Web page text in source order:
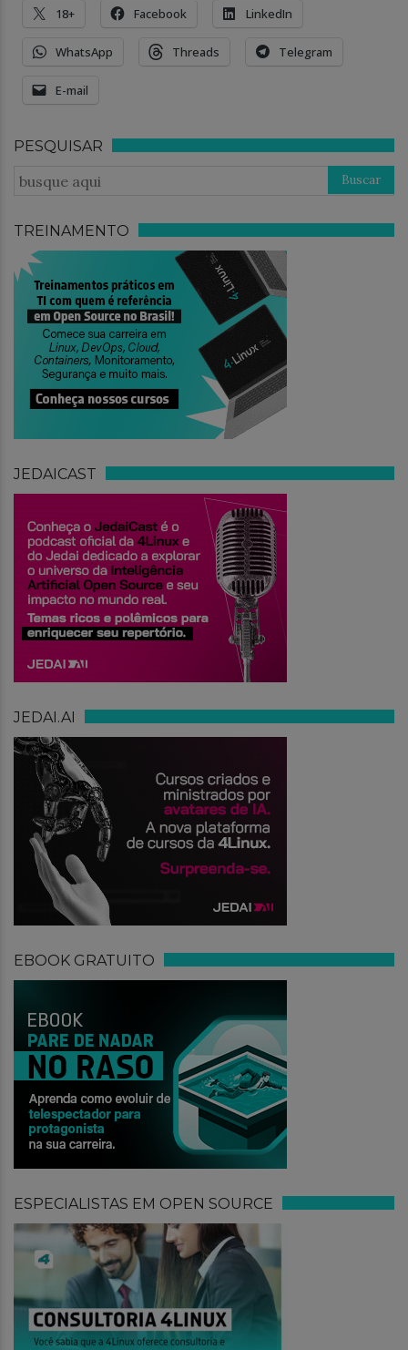
18+ Facebook LinkedIn
WhatsApp Threads Telegram
E-mail
PESQUISAR
TREINAMENTO
JEDAICAST
JEDAI.AI
EBOOK GRATUITO
ESPECIALISTAS EM OPEN SOURCE